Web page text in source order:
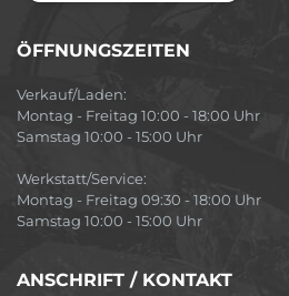
ÖFFNUNGSZEITEN
Verkauf/Laden:
Montag - Freitag 10:00 - 18:00 Uhr
Samstag 10:00 - 15:00 Uhr
Werkstatt/Service:
Montag - Freitag 09:30 - 18:00 Uhr
Samstag 10:00 - 15:00 Uhr
ANSCHRIFT / KONTAKT